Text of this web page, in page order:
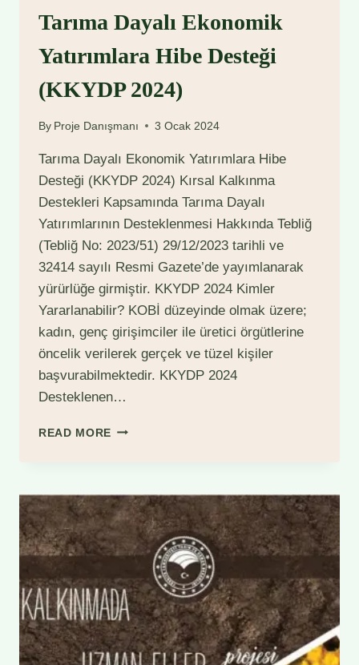
Tarıma Dayalı Ekonomik
Yatırımlara Hibe Desteği
(KKYDP 2024)
By Proje Danışmanı 3 Ocak 2024
Tarıma Dayalı Ekonomik Yatırımlara Hibe
Desteği (KKYDP 2024) Kırsal Kalkınma
Destekleri Kapsamında Tarıma Dayalı
Yatırımlarının Desteklenmesi Hakkında Tebliğ
(Tebliğ No: 2023/51) 29/12/2023 tarihli ve
32414 sayılı Resmi Gazete’de yayımlanarak
yürürlüğe girmiştir. KKYDP 2024 Kimler
Yararlanabilir? KOBİ düzeyinde olmak üzere;
kadın, genç girişimciler ile üretici örgütlerine
öncelik verilerek gerçek ve tüzel kişiler
başvurabilmektedir. KKYDP 2024
Desteklenen…
READ MORE TARIMA
HIBE
DESTEĞI
(KKYDP
2024)